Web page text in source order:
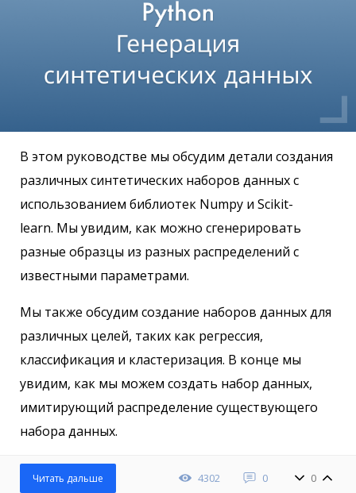
В этом руководстве мы обсудим детали создания
различных синтетических наборов данных с
использованием библиотек Numpy и Scikit-
learn. Мы увидим, как можно сгенерировать
разные образцы из разных распределений с
известными параметрами.
Мы также обсудим создание наборов данных для
различных целей, таких как регрессия,
классификация и кластеризация. В конце мы
увидим, как мы можем создать набор данных,
имитирующий распределение существующего
набора данных.
4302 0 0
Читать дальше